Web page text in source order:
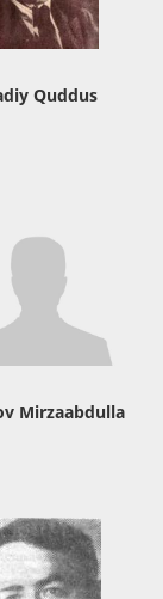
Quddus
​Mirzaabdulla